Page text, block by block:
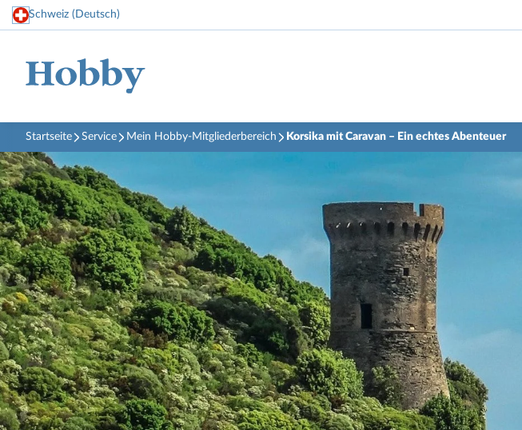
Schweiz (Deutsch)
Startseite Service Mein Hobby-Mitgliederbereich Korsika mit Caravan – Ein echtes Abenteuer